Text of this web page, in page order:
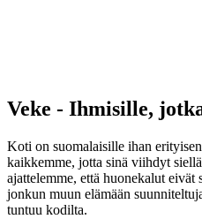
Veke - Ihmisille,
Koti on suomalaisille ihan
kaikkemme, jotta sinä viihdyt
ajattelemme, että huonekalut
jonkun muun elämään
tuntuu kodilta.